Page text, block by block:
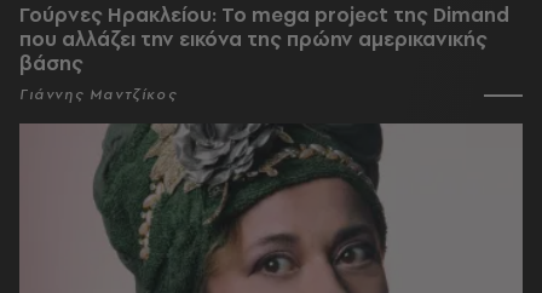
Γούρνες Ηρακλείου: To mega project της Dimand
που αλλάζει την εικόνα της πρώην αμερικανικής
βάσης
Γιάννης Μαντζίκος